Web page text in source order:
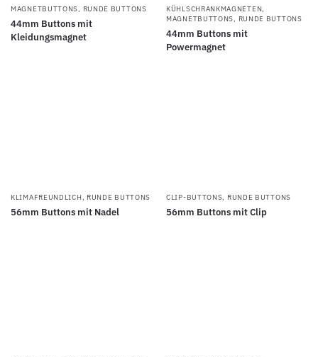
MAGNETBUTTONS, RUNDE BUTTONS
44mm Buttons mit
Kleidungsmagnet
KÜHLSCHRANKMAGNETEN,
MAGNETBUTTONS, RUNDE BUTTONS
44mm Buttons mit
Powermagnet
KLIMAFREUNDLICH, RUNDE BUTTONS
56mm Buttons mit Nadel
CLIP-BUTTONS, RUNDE BUTTONS
56mm Buttons mit Clip